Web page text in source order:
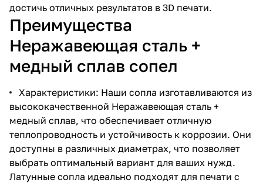
достичь отличных результатов в 3D печати.
Преимущества
Неражавеющая сталь +
медный сплав сопел
Характеристики: Наши сопла изготавливаются из
высококачественной Неражавеющая сталь +
медный сплав, что обеспечивает отличную
теплопроводность и устойчивость к коррозии. Они
доступны в различных диаметрах, что позволяет
выбрать оптимальный вариант для ваших нужд.
Латунные сопла идеально подходят для печати с